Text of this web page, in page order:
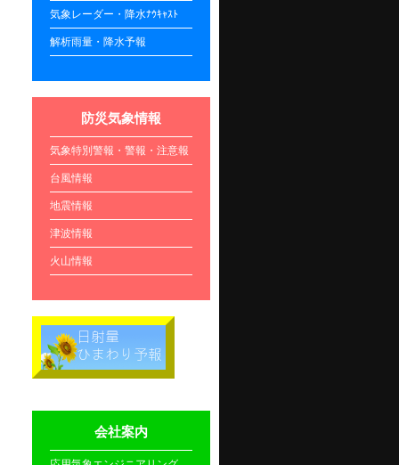
気象レーダー・降水ﾅｳｷｬｽﾄ
解析雨量・降水予報
防災気象情報
気象特別警報・警報・注意報
台風情報
地震情報
津波情報
火山情報
会社案内